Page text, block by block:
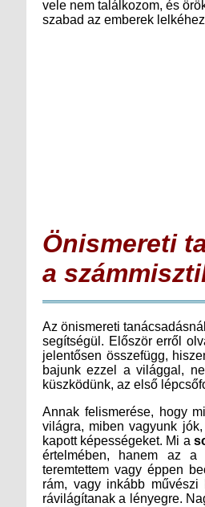
szabad az emberek
Önismereti
a
Az önismereti
küszködünk, az első
Annak felismerése, hogy
világra, miben vagyunk
kapott képességeket. Mi a